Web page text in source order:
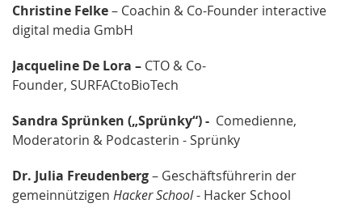
Christine Felke– Coachin & Co-Founder interactive
digital media GmbH
Jacqueline De Lora – CTO & Co-
Founder, SURFACtoBioTech
Sandra Sprünken („Sprünky“)- Comedienne,
Moderatorin & Podcasterin - Sprünky
Dr. Julia Freudenberg– Geschäftsführerin der
gemeinnützigen Hacker School- Hacker School